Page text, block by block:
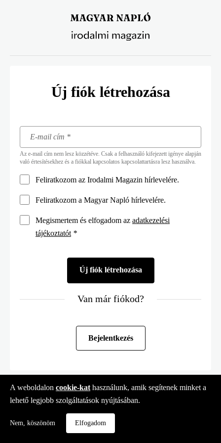
Új fiók létrehozása
Az e-mail cím nem lesz közzétéve. Csak a felhasználó kifejezett igénye alapján
való értesítésekhez és a fiókkal kapcsolatos kapcsolattartásra lesz használva.
Feliratkozom az Irodalmi Magazin hírlevelére.
Feliratkozom a Magyar Napló hírlevelére.
Megismertem és elfogadom az adatkezelési
tájékoztatót*
Van már fiókod?
Bejelentkezés
A weboldalon cookie-kat használunk, amik segítenek minket a
lehető legjobb szolgáltatások nyújtásában.
Nem, köszönöm Elfogadom